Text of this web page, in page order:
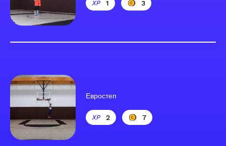
1 3
Евростеп
2 7